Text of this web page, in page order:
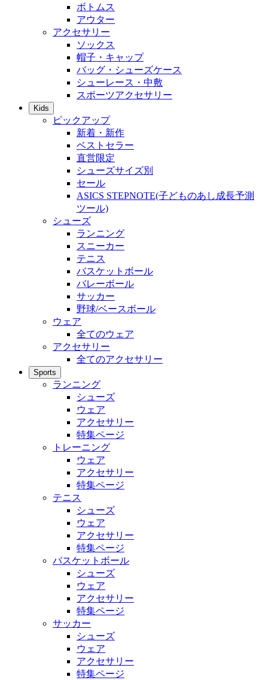
ボトムス
アウター
アクセサリー
ソックス
帽子・キャップ
バッグ・シューズケース
シューレース・中敷
スポーツアクセサリー
Kids
ピックアップ
新着・新作
ベストセラー
直営限定
シューズサイズ別
セール
ASICS STEPNOTE(子どものあし成長予測
ツール)
シューズ
ランニング
スニーカー
テニス
バスケットボール
バレーボール
サッカー
野球/ベースボール
ウェア
全てのウェア
アクセサリー
全てのアクセサリー
Sports
ランニング
シューズ
ウェア
アクセサリー
特集ページ
トレーニング
ウェア
アクセサリー
特集ページ
テニス
シューズ
ウェア
アクセサリー
特集ページ
バスケットボール
シューズ
ウェア
アクセサリー
特集ページ
サッカー
シューズ
ウェア
アクセサリー
特集ページ